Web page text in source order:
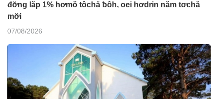
đơ̆ng lăp 1% hơmŏ tôchă ƀôh, oei hơdrin năm tơchă
mơ̆i
07/08/2026